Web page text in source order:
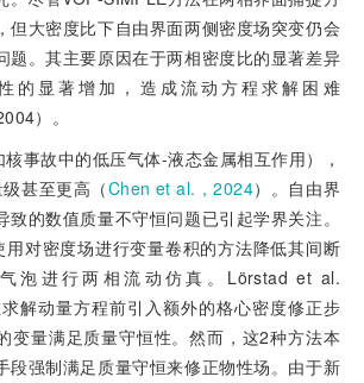
但大密度比下自由界面两侧密度场突变仍会
题。其主要原因在于两相密度比的显著差异
的显著增加，造成流动方程求解困难
）。
事故中的低压气体-液态金属相互作用），
甚至更高（Chen et al.，2024）。自由界
致的数值质量不守恒问题已引起学界关注。
用对密度场进行变量卷积的方法降低其间断
泡进行两相流动仿真。Lörstad et al.
求解动量方程前引入额外的格心密度修正步
变量满足质量守恒性。然而，这2种方法本
段强制满足质量守恒来修正物性场。由于新